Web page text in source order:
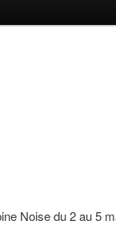
Noise du 2 au 5